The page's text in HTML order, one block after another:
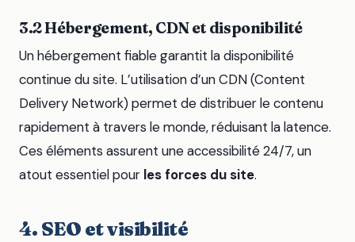
3.2 Hébergement, CDN et disponibilité
Un hébergement fiable garantit la disponibilité
continue du site. L’utilisation d’un CDN (Content
Delivery Network) permet de distribuer le contenu
rapidement à travers le monde, réduisant la latence.
Ces éléments assurent une accessibilité 24/7, un
atout essentiel pour les forces du site.
4. SEO et visibilité